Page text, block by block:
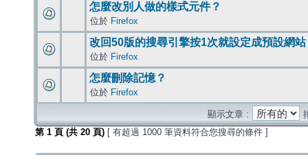
怎麼改別人做的樣式元件？
位於 Firefox
改回50版的搜尋引擎按1次就設定成預設網站
位於 Firefox
怎麼刪除記憶？
位於 Firefox
顯示文章 :
第 1 頁 (共 20 頁) [ 有超過 1000 筆資料符合您搜尋的條件 ]